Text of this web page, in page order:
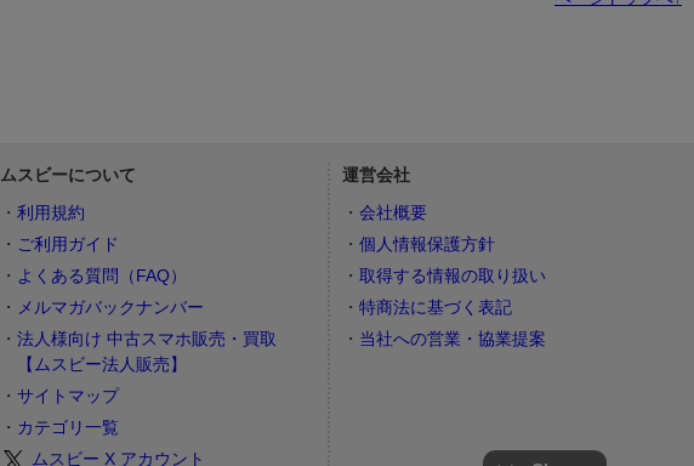
ムスビーについて
利用規約
ご利用ガイド
よくある質問（FAQ）
メルマガバックナンバー
法人様向け 中古スマホ販売・買取
【ムスビー法人販売】
サイトマップ
カテゴリ一覧
ムスビー X アカウント
運営会社
会社概要
個人情報保護方針
取得する情報の取り扱い
特商法に基づく表記
当社への営業・協業提案